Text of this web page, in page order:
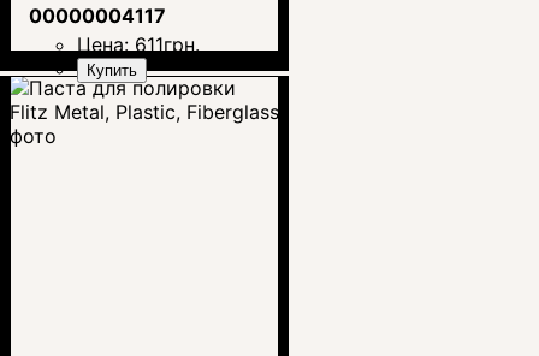
00000004117
Цена: 611грн.
Купить